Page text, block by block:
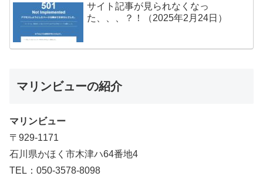
サイト記事が見られなくなっ
た、、、？！（2025年2月24日）
マリンビューの紹介
マリンビュー
〒929-1171
石川県かほく市木津ハ64番地4
TEL：050-3578-8098